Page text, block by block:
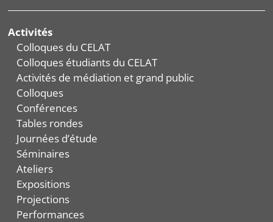
Activités
Colloques du CELAT
Colloques étudiants du CELAT
Activités de médiation et grand public
Colloques
Conférences
Tables rondes
Journées d’étude
Séminaires
Ateliers
Expositions
Projections
Performances